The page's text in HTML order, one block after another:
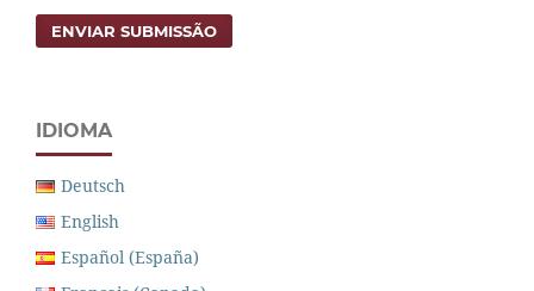
ENVIAR SUBMISSÃO
IDIOMA
Deutsch
English
Español (España)